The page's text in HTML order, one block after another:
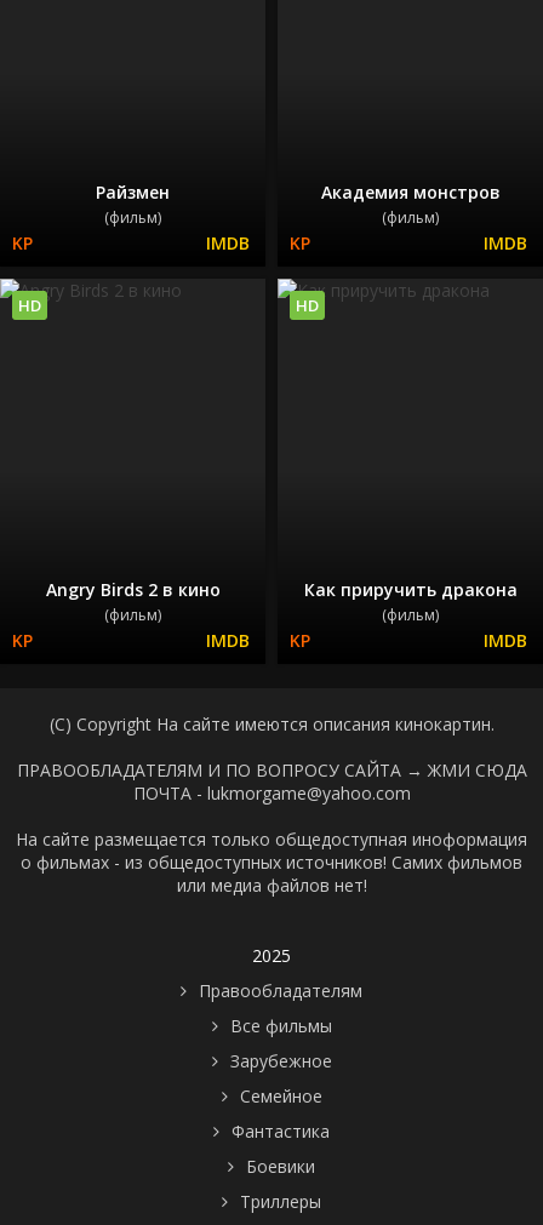
Райзмен
(фильм)
Академия монстров
(фильм)
Angry Birds 2 в кино
(фильм)
HD
Как приручить дракона
(фильм)
HD
(C) Copyright На сайте имеются описания кинокартин.
ПРАВООБЛАДАТЕЛЯМ И ПО ВОПРОСУ САЙТА → ЖМИ СЮДА
ПОЧТА - lukmorgame@yahoo.com
На сайте размещается только общедоступная иноформация
о фильмах - из общедоступных источников! Самих фильмов
или медиа файлов нет!
2025
Правообладателям
Все фильмы
Зарубежное
Семейное
Фантастика
Боевики
Триллеры